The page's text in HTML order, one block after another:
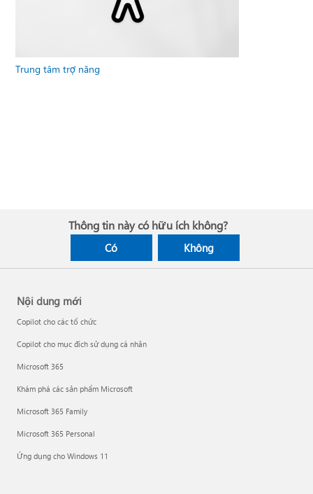
Trung tâm trợ năng
Thông tin này có hữu ích không?
Có Không
Nội dung mới
Copilot cho các tổ chức
Copilot cho mục đích sử dụng cá nhân
Microsoft 365
Khám phá các sản phẩm Microsoft
Microsoft 365 Family
Microsoft 365 Personal
Ứng dụng cho Windows 11